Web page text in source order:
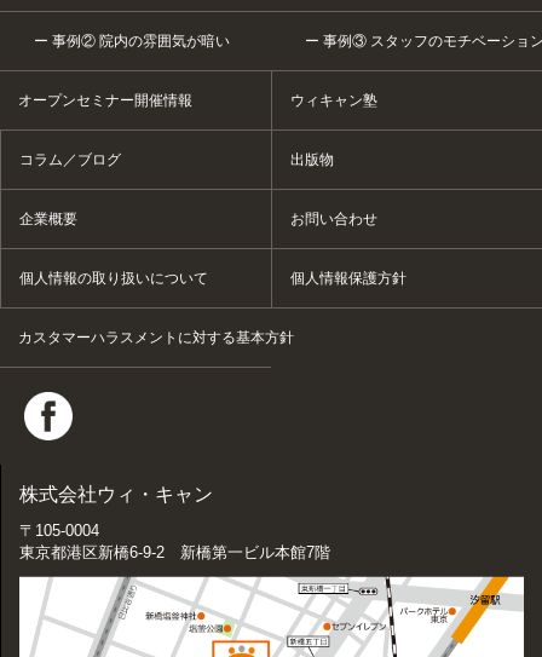
事例② 院内の雰囲気が暗い 事例③ スタッフのモチベーショ
オープンセミナー開催情報 ウィキャン塾
コラム／ブログ 出版物
企業概要 お問い合わせ
個人情報の取り扱いについて 個人情報保護方針
カスタマーハラスメントに対する基本方針
株式会社ウィ・キャン
〒105-0004
東京都港区新橋6-9-2 新橋第一ビル本館7階